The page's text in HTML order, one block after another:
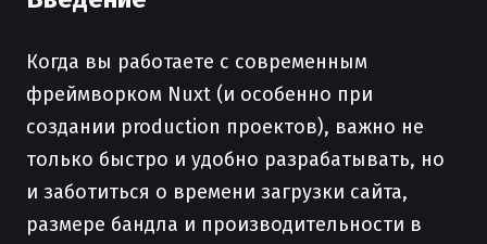
Когда вы работаете с современным
фреймворком Nuxt (и особенно при
создании production проектов), важно не
только быстро и удобно разрабатывать, но
и заботиться о времени загрузки сайта,
размере бандла и производительности в